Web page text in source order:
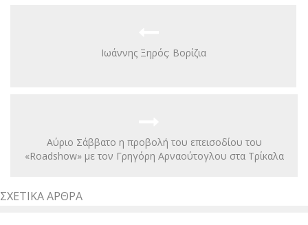
Ιωάννης Ξηρός: Βορίζια
Aύριο Σάββατο η προβολή του επεισοδίου του
«Roadshow» με τον Γρηγόρη Αρναούτογλου στα Τρίκαλα
ΣΧΕΤΙΚΆ ΆΡΘΡΑ